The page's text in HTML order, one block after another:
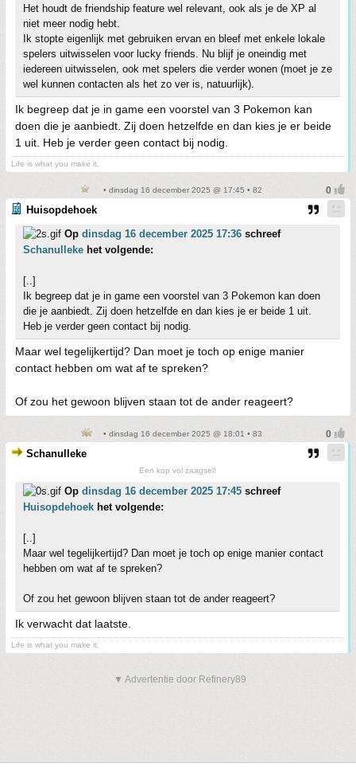
Het houdt de friendship feature wel relevant, ook als je de XP al
niet meer nodig hebt.
Ik stopte eigenlijk met gebruiken ervan en bleef met enkele lokale
spelers uitwisselen voor lucky friends. Nu blijf je oneindig met
iedereen uitwisselen, ook met spelers die verder wonen (moet je ze
wel kunnen contacten als het zo ver is, natuurlijk).
Ik begreep dat je in game een voorstel van 3 Pokemon kan
doen die je aanbiedt. Zij doen hetzelfde en dan kies je er beide
1 uit. Heb je verder geen contact bij nodig.
Life is what you make it.
• dinsdag 16 december 2025 @ 17:45 • 82
Huisopdehoek
Op dinsdag 16 december 2025 17:36 schreef
Schanulleke het volgende:
[..]
Ik begreep dat je in game een voorstel van 3 Pokemon kan doen
die je aanbiedt. Zij doen hetzelfde en dan kies je er beide 1 uit.
Heb je verder geen contact bij nodig.
Maar wel tegelijkertijd? Dan moet je toch op enige manier
contact hebben om wat af te spreken?
Of zou het gewoon blijven staan tot de ander reageert?
• dinsdag 16 december 2025 @ 18:01 • 83
Schanulleke
Een kop vol zaagsel!
Op dinsdag 16 december 2025 17:45 schreef
Huisopdehoek het volgende:
[..]
Maar wel tegelijkertijd? Dan moet je toch op enige manier contact
hebben om wat af te spreken?
Of zou het gewoon blijven staan tot de ander reageert?
Ik verwacht dat laatste.
Life is what you make it.
▼ Advertentie door Refinery89